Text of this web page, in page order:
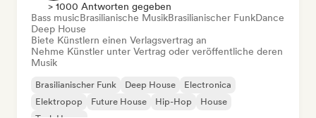
> 1000 Antworten gegeben
Bass musicBrasilianische MusikBrasilianischer FunkDance
Deep House
Biete Künstlern einen Verlagsvertrag an
Nehme Künstler unter Vertrag oder veröffentliche deren
Musik
Brasilianischer Funk Deep House
Electronica
Elektropop
Future House Hip-Hop
House